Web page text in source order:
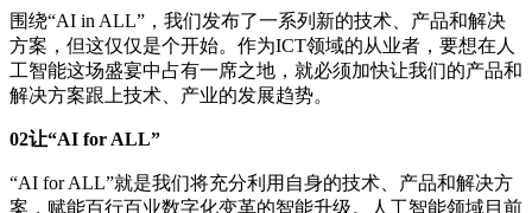
围绕“AI in ALL”，我们发布了一系列新的技术、产品和解决
方案，但这仅仅是个开始。作为ICT领域的从业者，要想在人
工智能这场盛宴中占有一席之地，就必须加快让我们的产品和
解决方案跟上技术、产业的发展趋势。
02让“AI for ALL”
“AI for ALL”就是我们将充分利用自身的技术、产品和解决方
案，赋能百行百业数字化变革的智能升级。人工智能领域目前